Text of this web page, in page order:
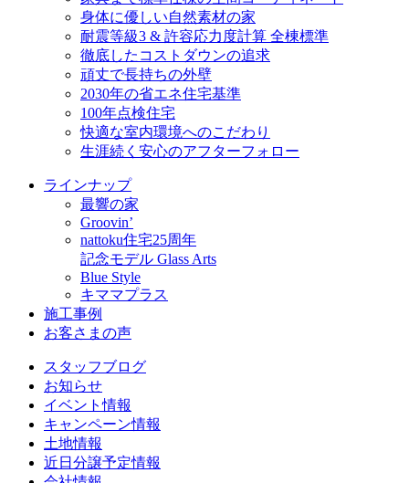
身体に優しい自然素材の家
耐震等級3 & 許容応力度計算 全棟標準
徹底したコストダウンの追求
頑丈で長持ちの外壁
2030年の省エネ住宅基準
100年点検住宅
快適な室内環境へのこだわり
生涯続く安心のアフターフォロー
ラインナップ
最響の家
Groovin’
nattoku住宅25周年
記念モデル Glass Arts
Blue Style
キママプラス
施工事例
お客さまの声
スタッフブログ
お知らせ
イベント情報
キャンペーン情報
土地情報
近日分譲予定情報